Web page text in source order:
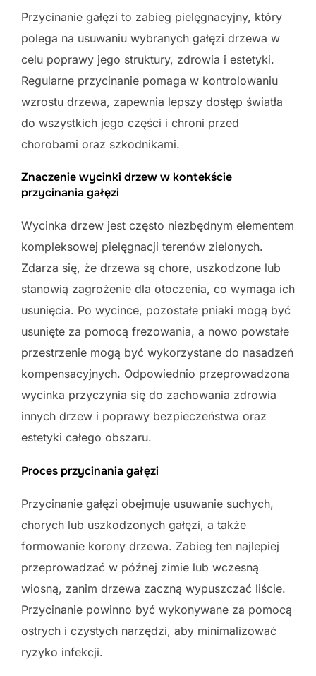
Przycinanie gałęzi to zabieg pielęgnacyjny, który
polega na usuwaniu wybranych gałęzi drzewa w
celu poprawy jego struktury, zdrowia i estetyki.
Regularne przycinanie pomaga w kontrolowaniu
wzrostu drzewa, zapewnia lepszy dostęp światła
do wszystkich jego części i chroni przed
chorobami oraz szkodnikami.
Znaczenie wycinki drzew w kontekście
przycinania gałęzi
Wycinka drzew jest często niezbędnym elementem
kompleksowej pielęgnacji terenów zielonych.
Zdarza się, że drzewa są chore, uszkodzone lub
stanowią zagrożenie dla otoczenia, co wymaga ich
usunięcia. Po wycince, pozostałe pniaki mogą być
usunięte za pomocą frezowania, a nowo powstałe
przestrzenie mogą być wykorzystane do nasadzeń
kompensacyjnych. Odpowiednio przeprowadzona
wycinka przyczynia się do zachowania zdrowia
innych drzew i poprawy bezpieczeństwa oraz
estetyki całego obszaru.
Proces przycinania gałęzi
Przycinanie gałęzi obejmuje usuwanie suchych,
chorych lub uszkodzonych gałęzi, a także
formowanie korony drzewa. Zabieg ten najlepiej
przeprowadzać w późnej zimie lub wczesną
wiosną, zanim drzewa zaczną wypuszczać liście.
Przycinanie powinno być wykonywane za pomocą
ostrych i czystych narzędzi, aby minimalizować
ryzyko infekcji.